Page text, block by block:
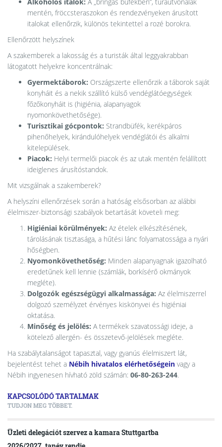
mentén, fröccsteraszokon és rendezvényeken árusított
italokat ellenőrzik, különös tekintettel a rozé borokra.
Ellenőrzött helyszínek
A szakemberek a lakosság és a turisták által leggyakrabban
látogatott helyekre koncentrálnak:
Gyermektáborok: Országszerte ellenőrzik a táborok saját
konyháit és a nekik szállító külső vendéglátóegységek
főzőkonyháit is (higiénia, alapanyagok
nyomonkövethetősége).
Turisztikai gócpontok: Strandbüfék, kerékpáros
pihenőhelyek, kirándulóhelyek vendéglátói és alkalmi
kitelepülések.
Piacok: Helyi termelői piacok és az utak mentén felállított
ideiglenes árusítóstandok.
Mit vizsgálnak a szakemberek?
A helyszíni ellenőrzések során a hatóság elsősorban az alábbi
élelmiszer-biztonsági szabályok betartását követeli meg:
Higiéniai körülmények: Az ételek elkészítésének,
tárolásának tisztasága, a hűtési lánc folyamatossága a nyári
hőségben.
Nyomonkövethetőség: Minden alapanyagnak igazolható
eredetűnek kell lennie (számlák, borkísérő okmányok
megléte).
Dolgozók egészségügyi alkalmassága: Az élelmiszerrel
dolgozó személyzet érvényes kiskönyvei és higiéniai
oktatása.
Minőség és jelölés: A termékek szavatossági ideje, a
kötelező allergén- és összetevő-jelölések megléte.
Ha szabálytalanságot tapasztal, vagy gyanús élelmiszert lát,
bejelentést tehet a Nébih hivatalos elérhetőségein vagy a
Nébih ingyenesen hívható zöld számán: 06-80-263-244.
KAPCSOLÓDÓ TARTALMAK
TUDJON MEG TÖBBET.
Üzleti delegációt szervez a kamara Stuttgartba